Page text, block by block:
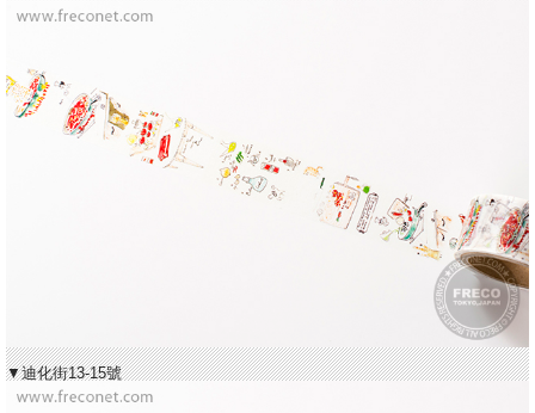
▼迪化街13-15號